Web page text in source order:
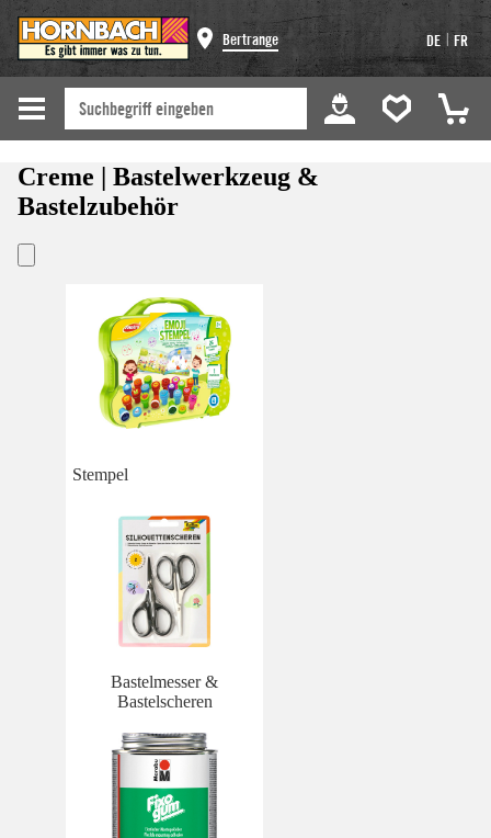
Bertrange DE | FR
Creme | Bastelwerkzeug &
Bastelzubehör
Stempel
Bastelmesser &
Bastelscheren